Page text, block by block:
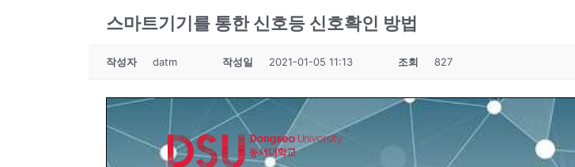
스마트기기를 통한 신호등 신호확인 방법
작성자 datm 작성일 2021-01-05 11:13 조회 827